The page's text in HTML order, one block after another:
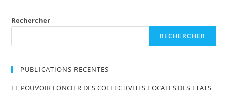
Rechercher
RECHERCHER
PUBLICATIONS RECENTES
LE POUVOIR FONCIER DES COLLECTIVITES LOCALES DES ETATS